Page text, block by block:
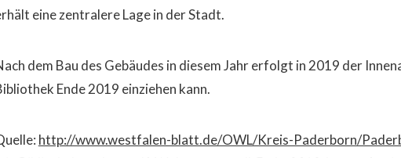
eine zentralere Lage in der Stadt.
dem Bau des Gebäudes in diesem Jahr erfolgt in 2019 der
Ende 2019 einziehen kann.
http://www.westfalen-blatt.de/OWL/Kreis-Paderborn/